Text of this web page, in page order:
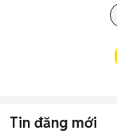
Tin đăng mới